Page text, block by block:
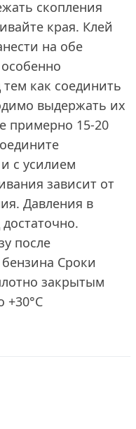
скопления
края. Клей
на обе
как соединить
выдержать их
примерно 15-20
с усилием
зависит от
Давления в
после
Сроки
закрытым
+30°C